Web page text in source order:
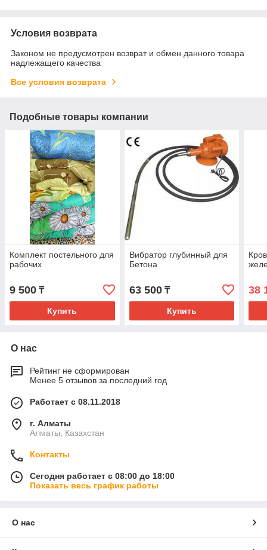
Условия возврата
Законом не предусмотрен возврат и обмен данного товара
надлежащего качества
Все условия возврата
Подобные товары компании
Комплект постельного для
рабочих
9 500 ₸
Купить
Вибратор глубинный для
Бетона
63 500₸
Купить
38
О нас
Рейтинг не сформирован
Менее 5 отзывов за последний год
Работает с 08.11.2018
г. Алматы
Алматы, Казахстан
Контакты
Сегодня работает с 08:00 до 18:00
Показать весь график работы
О нас